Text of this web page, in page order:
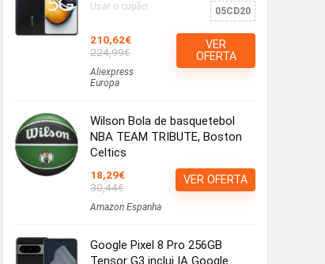
Usar o cupão: 05CD20
210,62€
224,99€
Aliexpress
Europa
VER
OFERTA
Wilson Bola de basquetebol
NBA TEAM TRIBUTE, Boston
Celtics
18,29€
30,44€
Amazon Espanha
VER OFERTA
Google Pixel 8 Pro 256GB
Tensor G3 inclui IA Google